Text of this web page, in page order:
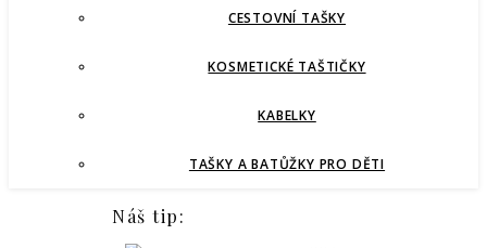
CESTOVNÍ TAŠKY
KOSMETICKÉ TAŠTIČKY
KABELKY
TAŠKY A BATŮŽKY PRO DĚTI
Náš tip: